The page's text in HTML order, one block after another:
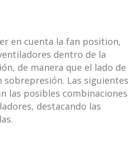
en cuenta la fan position,
dentro de la
de manera que el lado de
sobrepresión. Las siguientes
las posibles combinaciones
destacando las